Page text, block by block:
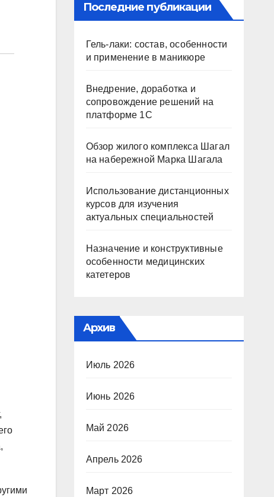
Последние публикации
Гель-лаки: состав, особенности
и применение в маникюре
Внедрение, доработка и
сопровождение решений на
платформе 1С
Обзор жилого комплекса Шагал
на набережной Марка Шагала
Использование дистанционных
курсов для изучения
актуальных специальностей
Назначение и конструктивные
особенности медицинских
катетеров
Архив
Июль 2026
Июнь 2026
Май 2026
Апрель 2026
Март 2026